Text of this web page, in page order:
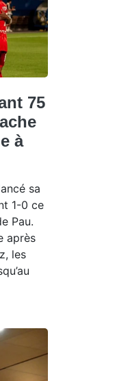
75
à
sa
1-0 ce
Pau.
après
les